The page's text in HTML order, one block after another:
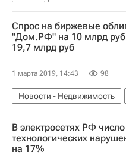
Москва-Сити
Офисы
Бизнес-центры
Спрос на биржевые
"Дом.РФ" на 10 млрд руб
19,7 млрд руб
1 марта 2019, 14:43 98
Новости - Недвижимость
"Дом.РФ"
В электросетях РФ число
технологических
на 17%